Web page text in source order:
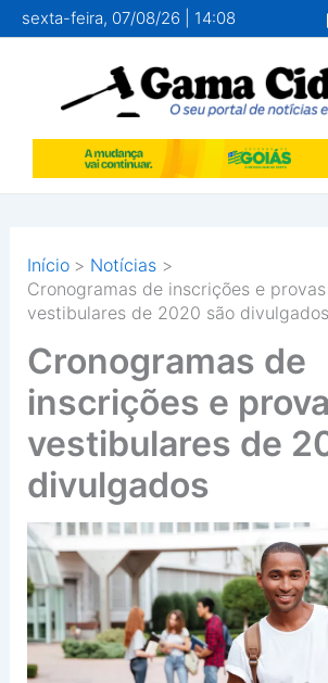
para
conteúdo
sexta-feira, 07/08/26 | 14:08
Início
Notícias
Cronogramas de inscrições e
vestibulares de 2020 são divulgados
Cronogramas de
inscrições e
vestibulares de
divulgados